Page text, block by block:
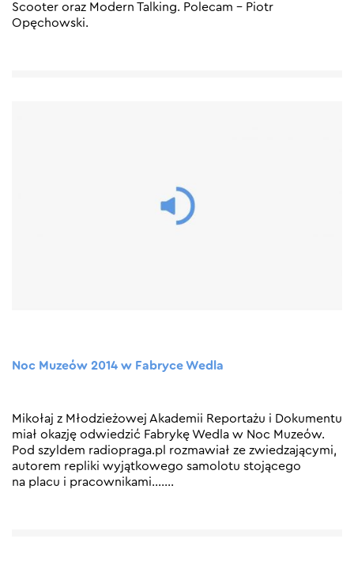
Scooter oraz Modern Talking. Polecam – Piotr
Opęchowski.
Noc Muzeów 2014 w Fabryce Wedla
Mikołaj z Młodzieżowej Akademii Reportażu i Dokumentu
miał okazję odwiedzić Fabrykę Wedla w Noc Muzeów.
Pod szyldem radiopraga.pl rozmawiał ze zwiedzającymi,
autorem repliki wyjątkowego samolotu stojącego
na placu i pracownikami….…